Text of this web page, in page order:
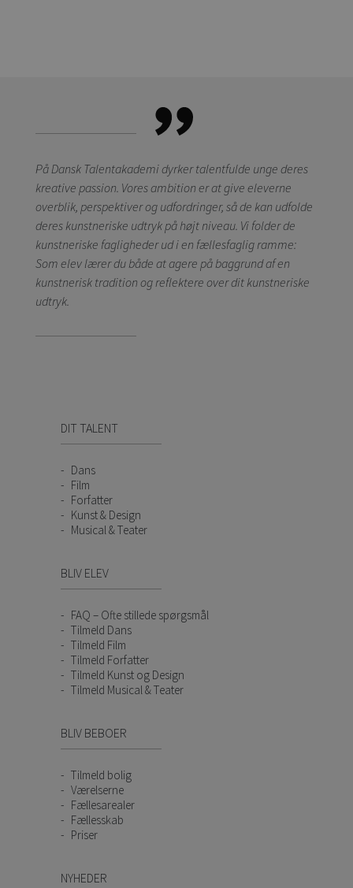
På Dansk Talentakademi dyrker talentfulde unge deres
kreative passion. Vores ambition er at give eleverne
overblik, perspektiver og udfordringer, så de kan udfolde
deres kunstneriske udtryk på højt niveau. Vi folder de
kunstneriske fagligheder ud i en fællesfaglig ramme:
Som elev lærer du både at agere på baggrund af en
kunstnerisk tradition og reflektere over dit kunstneriske
udtryk.
DIT TALENT
Dans
Film
Forfatter
Kunst & Design
Musical & Teater
BLIV ELEV
FAQ – Ofte stillede spørgsmål
Tilmeld Dans
Tilmeld Film
Tilmeld Forfatter
Tilmeld Kunst og Design
Tilmeld Musical & Teater
BLIV BEBOER
Tilmeld bolig
Værelserne
Fællesarealer
Fællesskab
Priser
NYHEDER